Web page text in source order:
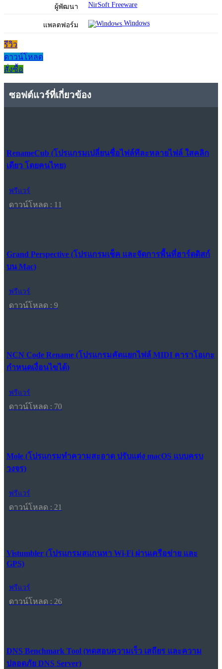
ผู้พัฒนา NirSoft Freeware
แพลตฟอร์ม Windows
รีวิว
ดาวน์โหลด
สั่งซื้อ
ซอฟต์แวร์ที่เกี่ยวข้อง
RenameCub (โปรแกรมเปลี่ยนชื่อไฟล์ทีละหลายไฟล์ ใสคลิก
เดียว โดยคนไทย)
ฟรีแวร์
ดาวน์โหลด : 11
Grand Perspective (โปรแกรมเช็ค และจัดการพื้นที่ฮาร์ดดิสก์
บน Mac)
ฟรีแวร์
ดาวน์โหลด : 9
NCN Code Rename (โปรแกรมคัดแยกไฟล์ MIDI คาราโอเกะ
กำหนดเงื่อนไขได้)
ฟรีแวร์
ดาวน์โหลด : 70
Mole (โปรแกรมทำความสะอาด ปรับแต่ง macOS แบบครบ
วงจร)
ฟรีแวร์
ดาวน์โหลด : 21
Vistumbler (โปรแกรมสแกนหา Wi-Fi ผ่านเครือข่าย และ
GPS)
ฟรีแวร์
ดาวน์โหลด : 26
DNS Benchmark Tool (ทดสอบความเร็ว เสถียร และความ
ปลอดภัย DNS Server)